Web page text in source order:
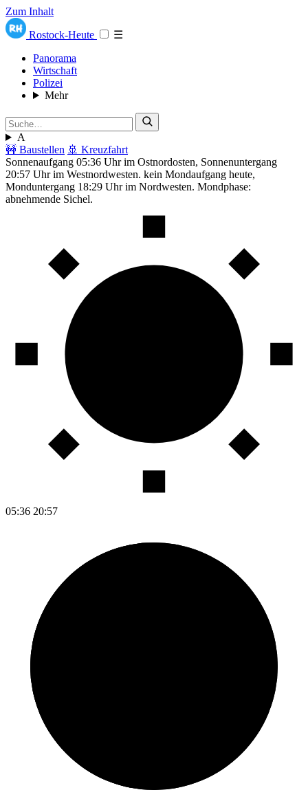
Zum Inhalt
Rostock-Heute
☰
Panorama
Wirtschaft
Polizei
Mehr
A
🚧 Baustellen 🚢 Kreuzfahrt
Sonnenaufgang 05:36 Uhr im Ostnordosten, Sonnenuntergang
20:57 Uhr im Westnordwesten. kein Mondaufgang heute,
Monduntergang 18:29 Uhr im Nordwesten. Mondphase:
abnehmende Sichel.
05:36 20:57